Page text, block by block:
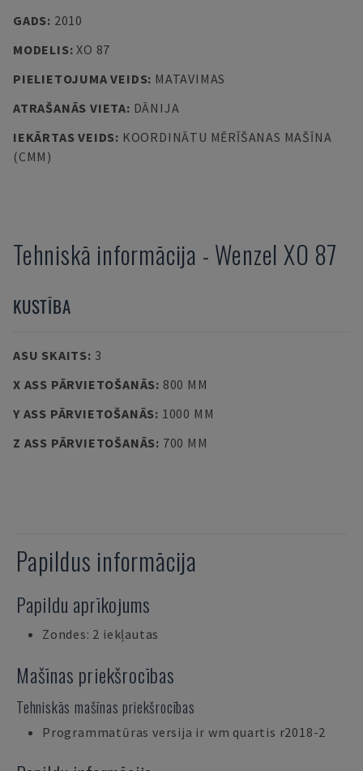
GADS: 2010
MODELIS:XO 87
PIELIETOJUMA VEIDS: MATAVIMAS
ATRAŠANĀS VIETA: DĀNIJA
IEKĀRTAS VEIDS: KOORDINĀTU MĒRĪŠANAS MAŠĪNA
(CMM)
Tehniskā informācija - Wenzel XO 87
KUSTĪBA
ASU SKAITS: 3
X ASS PĀRVIETOŠANĀS: 800 MM
Y ASS PĀRVIETOŠANĀS: 1000 MM
Z ASS PĀRVIETOŠANĀS: 700 MM
Papildus informācija
Papildu aprīkojums
Zondes: 2 iekļautas
Mašīnas priekšrocības
Tehniskās mašīnas priekšrocības
Programmatūras versija ir wm quartis r2018-2